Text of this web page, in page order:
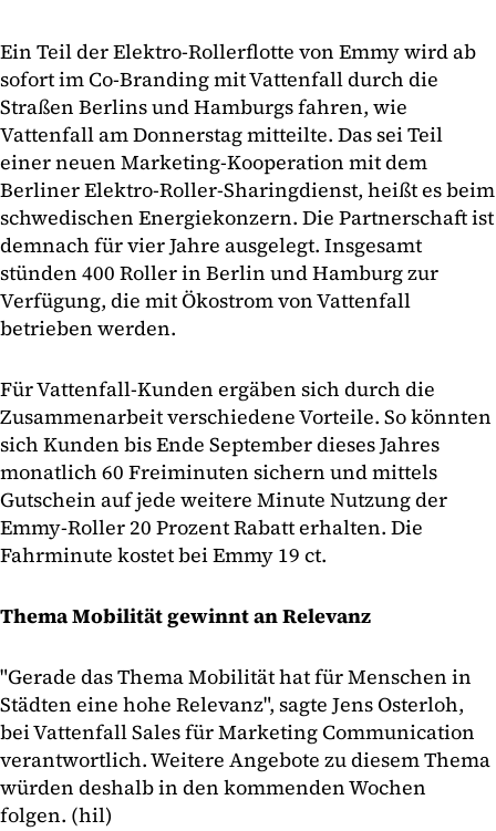
Ein Teil der Elektro-Rollerflotte von Emmy wird ab
sofort im Co-Branding mit Vattenfall durch die
Straßen Berlins und Hamburgs fahren, wie
Vattenfall am Donnerstag mitteilte. Das sei Teil
einer neuen Marketing-Kooperation mit dem
Berliner Elektro-Roller-Sharingdienst, heißt es beim
schwedischen Energiekonzern. Die Partnerschaft ist
demnach für vier Jahre ausgelegt. Insgesamt
stünden 400 Roller in Berlin und Hamburg zur
Verfügung, die mit Ökostrom von Vattenfall
betrieben werden.
Für Vattenfall-Kunden ergäben sich durch die
Zusammenarbeit verschiedene Vorteile. So könnten
sich Kunden bis Ende September dieses Jahres
monatlich 60 Freiminuten sichern und mittels
Gutschein auf jede weitere Minute Nutzung der
Emmy-Roller 20 Prozent Rabatt erhalten. Die
Fahrminute kostet bei Emmy 19 ct.
Thema Mobilität gewinnt an Relevanz
"Gerade das Thema Mobilität hat für Menschen in
Städten eine hohe Relevanz", sagte Jens Osterloh,
bei Vattenfall Sales für Marketing Communication
verantwortlich. Weitere Angebote zu diesem Thema
würden deshalb in den kommenden Wochen
folgen. (hil)